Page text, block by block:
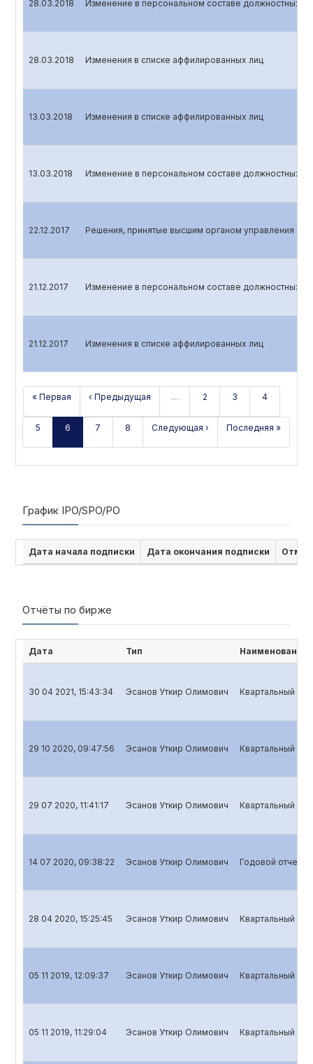
28.03.2018 Изменение в персональном составе должностных
28.03.2018 Изменения в списке аффилированных лиц
13.03.2018 Изменения в списке аффилированных лиц
13.03.2018 Изменение в персональном составе должностных
22.12.2017 Решения, принятые высшим органом управления
21.12.2017 Изменение в персональном составе должностных
21.12.2017 Изменения в списке аффилированных лиц
« Первая ‹ Предыдущая … 2 3 4
5 6 7 8 Следующая › Последняя »
График IPO/SPO/PO
Дата начала подписки Дата окончания подписки
Отчёты по бирже
Дата Тип Наименование
30 04 2021, 15:43:34 Эсанов Уткир Олимович Квартальный
29 10 2020, 09:47:56 Эсанов Уткир Олимович Квартальный
29 07 2020, 11:41:17 Эсанов Уткир Олимович Квартальный
14 07 2020, 09:38:22 Эсанов Уткир Олимович Годовой отчет
28 04 2020, 15:25:45 Эсанов Уткир Олимович Квартальный
05 11 2019, 12:09:37 Эсанов Уткир Олимович Квартальный
05 11 2019, 11:29:04 Эсанов Уткир Олимович Квартальный